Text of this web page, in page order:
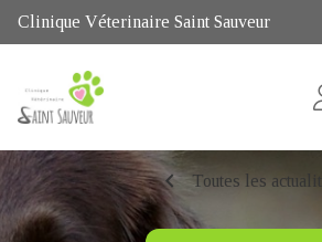
Clinique Véterinaire Saint Sauveur
chevron_left Toutes les